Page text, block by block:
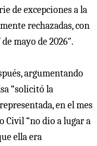
de excepciones a la
rechazadas, con
mayo de 2026″.
argumentando
“solicitó la
en el mes
Civil “no dio a lugar a
ella era